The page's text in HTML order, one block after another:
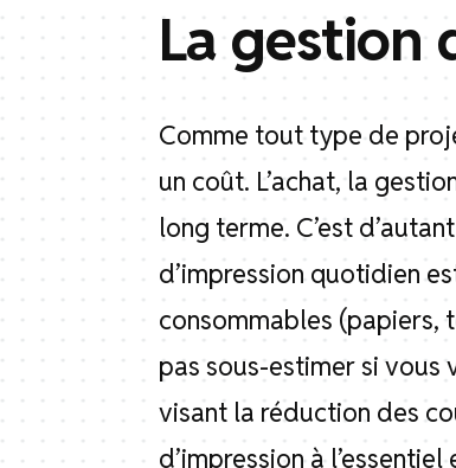
La gestion
Comme tout type de
un coût. L’achat, la
long terme. C’est
d’impression quotidien
consommables (papiers,
pas sous-estimer si
visant la réduction des
d’impression à